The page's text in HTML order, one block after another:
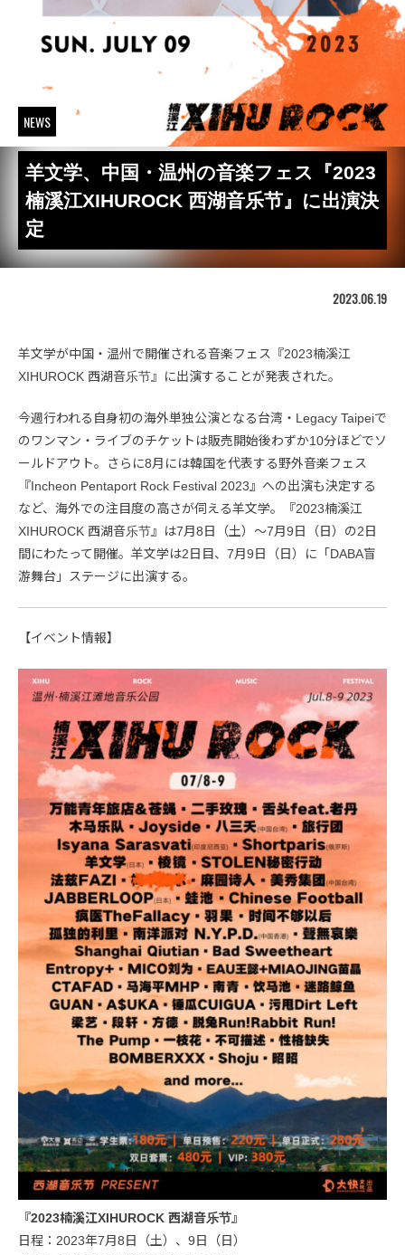
NEWS
羊文学、中国・温州の音楽フェス『2023
楠溪江XIHUROCK 西湖音乐节』に出演決
定
2023.06.19
羊文学が中国・温州で開催される音楽フェス『2023楠溪江
XIHUROCK 西湖音乐节』に出演することが発表された。
今週行われる自身初の海外単独公演となる台湾・Legacy Taipeiで
のワンマン・ライブのチケットは販売開始後わずか10分ほどでソ
ールドアウト。さらに8月には韓国を代表する野外音楽フェス
『Incheon Pentaport Rock Festival 2023』への出演も決定する
など、海外での注目度の高さが伺える羊文学。『2023楠溪江
XIHUROCK 西湖音乐节』は7月8日（土）～7月9日（日）の2日
間にわたって開催。羊文学は2日目、7月9日（日）に「DABA盲
游舞台」ステージに出演する。
【イベント情報】
『2023楠溪江XIHUROCK 西湖音乐节』
日程：2023年7月8日（土）、9日（日）